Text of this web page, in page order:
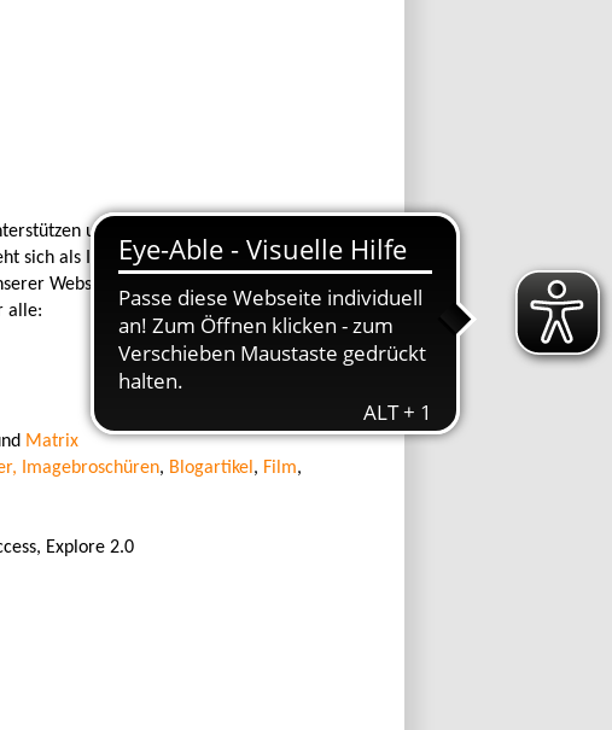
und gemeinsam die Ideen von
sich als Interessenvertretung aller Offener
Website vorbeizuschauen und den
alle:
Matrix
Imagebroschüren, Blogartikel , Film,
Explore 2.0